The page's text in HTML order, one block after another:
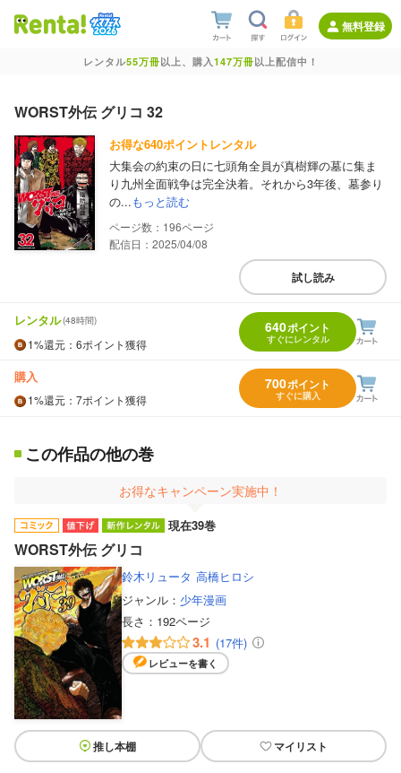
無料登録
レンタル55万冊以上、購入147万冊以上配信中！
WORST外伝 グリコ 32
お得な640ポイントレンタル
大集会の約束の日に七頭角全員が真樹輝の墓に集ま
り九州全面戦争は完全決着。それから3年後、墓参り
の...もっと読む
196
配信日：2025/04/08
試し読み
レンタル(48時間)
1%還元 ：6ポイント獲得
640ポイント
すぐにレンタル
購入
1%還元 ：7ポイント獲得
700ポイント
すぐに購入
この作品の他の巻
お得なキャンペーン実施中！
現在39巻
WORST外伝 グリコ
鈴木リュータ 高橋ヒロシ
ジャンル： 少年漫画
長さ： 192ページ
3.1 (17件)
レビューを書く
推し本棚 マイリスト